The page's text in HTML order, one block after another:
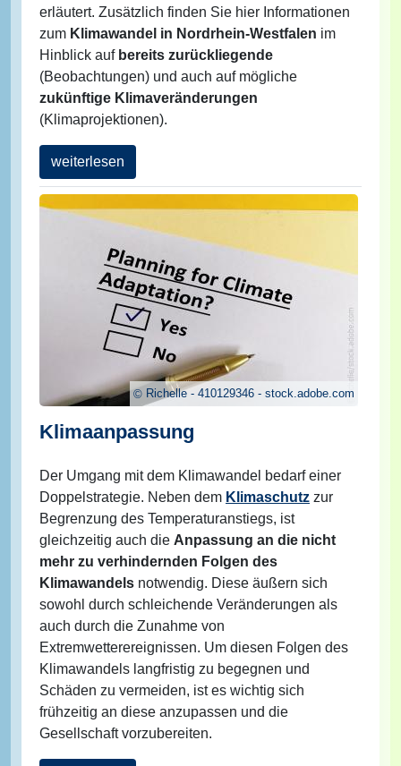
erläutert. Zusätzlich finden Sie hier Informationen
zum Klimawandel in Nordrhein-Westfalen im
Hinblick auf bereits zurückliegende
(Beobachtungen) und auch auf mögliche
zukünftige Klimaveränderungen
(Klimaprojektionen).
weiterlesen
Richelle - 410129346 - stock.adobe.com
Klimaanpassung
Der Umgang mit dem Klimawandel bedarf einer
Doppelstrategie. Neben dem Klimaschutz zur
Begrenzung des Temperaturanstiegs, ist
gleichzeitig auch die Anpassung an die nicht
mehr zu verhindernden Folgen des
Klimawandels notwendig. Diese äußern sich
sowohl durch schleichende Veränderungen als
auch durch die Zunahme von
Extremwetterereignissen. Um diesen Folgen des
Klimawandels langfristig zu begegnen und
Schäden zu vermeiden, ist es wichtig sich
frühzeitig an diese anzupassen und die
Gesellschaft vorzubereiten.